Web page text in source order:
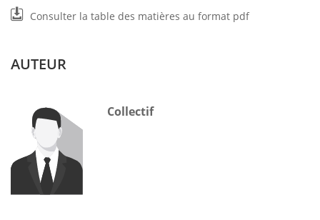
Consulter la table des matières au format pdf
AUTEUR
Collectif